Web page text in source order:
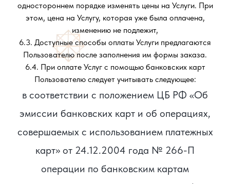
одностороннем порядке изменять цены на Услуги. При
этом, цена на Услугу, которая уже была оплачена,
изменению не подлежит,
6.3. Доступные способы оплаты Услуги предлагаются
Пользователю после заполнения им формы заказа.
6.4. При оплате Услуг с помощью банковских карт
Пользователю следует учитывать следующее:
в соответствии с положением ЦБ РФ «Об
эмиссии банковских карт и об операциях,
совершаемых с использованием платежных
карт» от 24.12.2004 года № 266-П
операции по банковским картам